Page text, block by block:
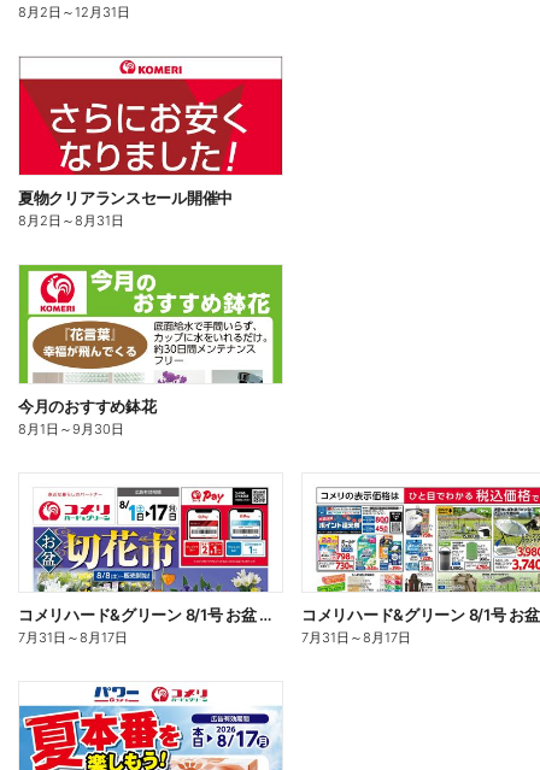
8月2日 ～12月31日
夏物クリアランスセール開催中
8月2日 ～8月31日
今月のおすすめ鉢花
8月1日 ～9月30日
コメリハード&グリーン 8/1号 お盆 切花市 オモテ
7月31日 ～8月17日 7月31日 ～8月17日